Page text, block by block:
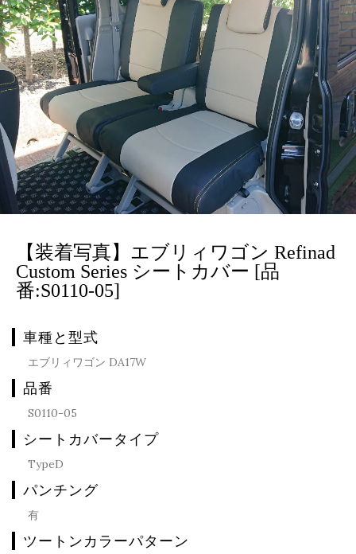
【装着写真】エブリィワゴン Refinad
Custom Series シートカバー [品
番:S0110-05]
車種と型式
エブリィワゴン DA17W
品番
S0110-05
シートカバータイプ
TypeD
パンチング
有
ツートンカラーパターン